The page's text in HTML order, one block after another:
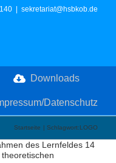
sekretariat@hsbkob.de
Downloads
Datenschutz
Startseite Schlagwort:LOGO
des Lernfeldes 14